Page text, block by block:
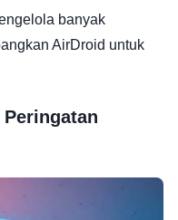
banyak
AirDroid untuk